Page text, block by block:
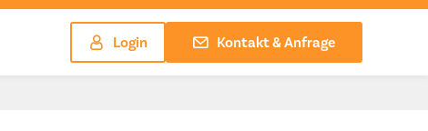
Login Kontakt & Anfrage